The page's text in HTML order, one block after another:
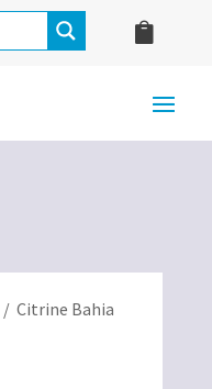
/ Citrine Bahia